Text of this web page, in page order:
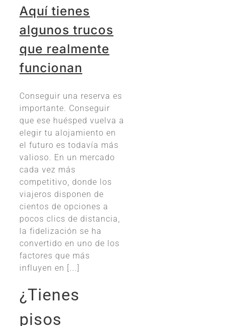
Aquí tienes
algunos trucos
que realmente
funcionan
Conseguir una reserva es
importante. Conseguir
que ese huésped vuelva a
elegir tu alojamiento en
el futuro es todavía más
valioso. En un mercado
cada vez más
competitivo, donde los
viajeros disponen de
cientos de opciones a
pocos clics de distancia,
la fidelización se ha
convertido en uno de los
factores que más
influyen en [...]
¿Tienes
pisos